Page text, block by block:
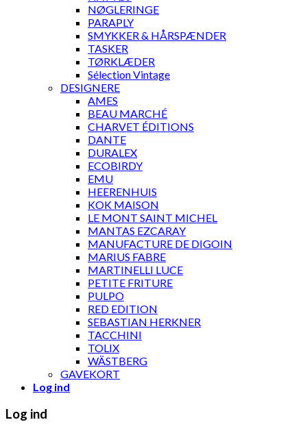
NØGLERINGE
PARAPLY
SMYKKER & HÅRSPÆNDER
TASKER
TØRKLÆDER
Sélection Vintage
DESIGNERE
AMES
BEAU MARCHÉ
CHARVET ÉDITIONS
DANTE
DURALEX
ECOBIRDY
EMU
HEERENHUIS
KOK MAISON
LE MONT SAINT MICHEL
MANTAS EZCARAY
MANUFACTURE DE DIGOIN
MARIUS FABRE
MARTINELLI LUCE
PETITE FRITURE
PULPO
RED EDITION
SEBASTIAN HERKNER
TACCHINI
TOLIX
WÄSTBERG
GAVEKORT
Log ind
Log ind